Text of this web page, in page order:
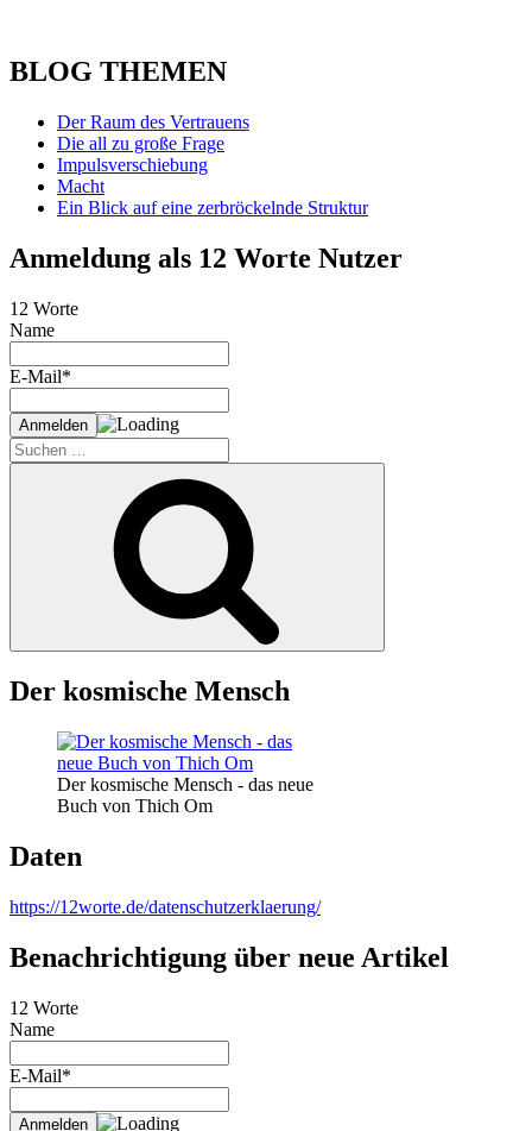
BLOG THEMEN
Der Raum des Vertrauens
Die all zu große Frage
Impulsverschiebung
Macht
Ein Blick auf eine zerbröckelnde Struktur
Anmeldung als 12 Worte Nutzer
12 Worte
Name
E-Mail*
Suche
nach:
Der kosmische Mensch
Der kosmische Mensch - das neue
Buch von Thich Om
Daten
https://12worte.de/datenschutzerklaerung/
Benachrichtigung über neue Artikel
12 Worte
Name
E-Mail*